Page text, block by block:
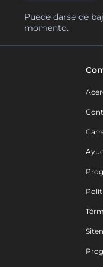
Puede darse de
momento.